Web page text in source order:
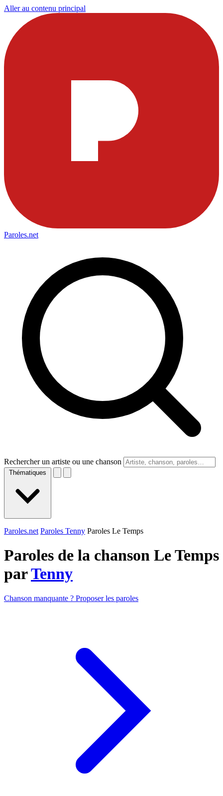
Aller au contenu principal
Paroles.net
Rechercher un artiste ou une chanson
Thématiques
Paroles.net Paroles Tenny Paroles Le Temps
Paroles de la chanson Le Temps
parTenny
Chanson manquante ? Proposer les paroles